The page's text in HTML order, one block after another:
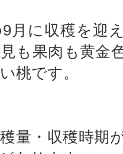
月に収穫を迎
も果肉も黄金
桃です。
量・収穫時期